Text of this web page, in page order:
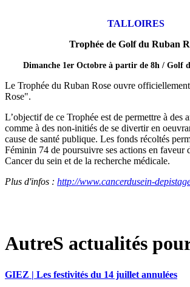
TALLOIRES
Trophée de Golf du Ruban
Dimanche 1er Octobre à partir de 8h / Golf
Le Trophée du Ruban Rose ouvre
Rose".
L’objectif de ce Trophée est de permettre à des
comme à des non-initiés de se divertir en
cause de santé publique. Les fonds récoltés
Féminin 74 de poursuivre ses actions en faveur
Cancer du sein et de la recherche médicale.
Plus d'infos : http://www.cancerdusein-
AutreS actualités
GIEZ | Les festivités du 14 juillet annulées